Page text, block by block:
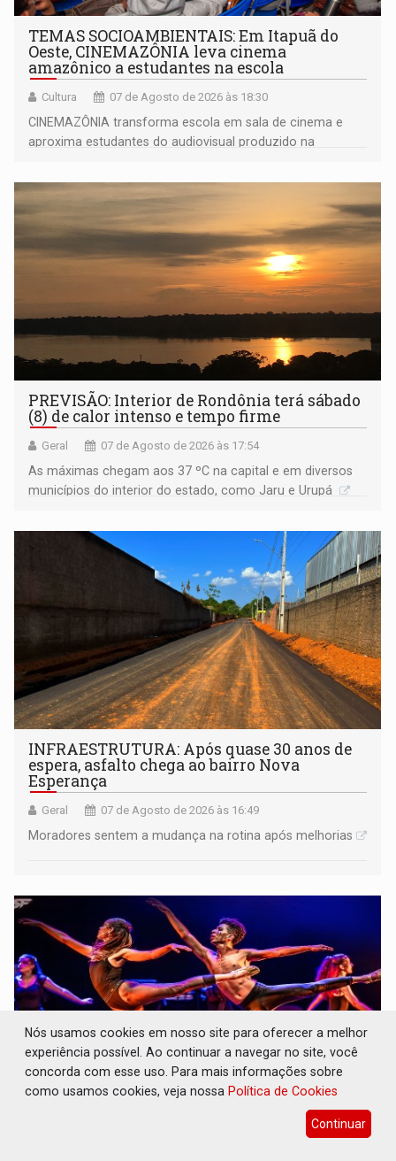
TEMAS SOCIOAMBIENTAIS: Em Itapuã do
Oeste, CINEMAZÔNIA leva cinema
amazônico a estudantes na escola
Cultura 07 de Agosto de 2026 às 18:30
CINEMAZÔNIA transforma escola em sala de cinema e
aproxima estudantes do audiovisual produzido na
PREVISÃO: Interior de Rondônia terá sábado
(8) de calor intenso e tempo firme
Geral 07 de Agosto de 2026 às 17:54
As máximas chegam aos 37 ºC na capital e em diversos
municípios do interior do estado, como Jaru e Urupá
INFRAESTRUTURA: Após quase 30 anos de
espera, asfalto chega ao bairro Nova
Esperança
Geral 07 de Agosto de 2026 às 16:49
Moradores sentem a mudança na rotina após melhorias
A ILHA: Coreografia de Rondônia estreia na
programação do Festival de Dança de
Nós usamos cookies em nosso site para oferecer a melhor
experiência possível. Ao continuar a navegar no site, você
concorda com esse uso. Para mais informações sobre
como usamos cookies, veja nossa Política de Cookies
Continuar